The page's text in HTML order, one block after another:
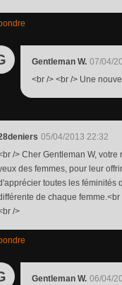
Gentleman W. 07/04/
<br /> <br /> Une
05/04/2013 22:32
/> Cher Gentleman W,
des femmes, pour leur
toutes les féminités
de chaque
/>
Gentleman W. 06/04/